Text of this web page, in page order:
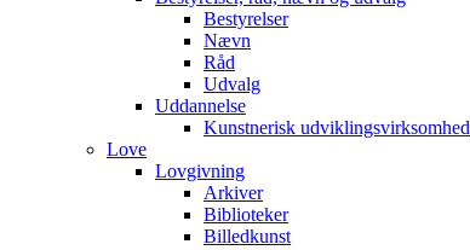
Bestyrelser
Nævn
Råd
Udvalg
Uddannelse
Kunstnerisk udviklingsvirksomhed
Love
Lovgivning
Arkiver
Biblioteker
Billedkunst